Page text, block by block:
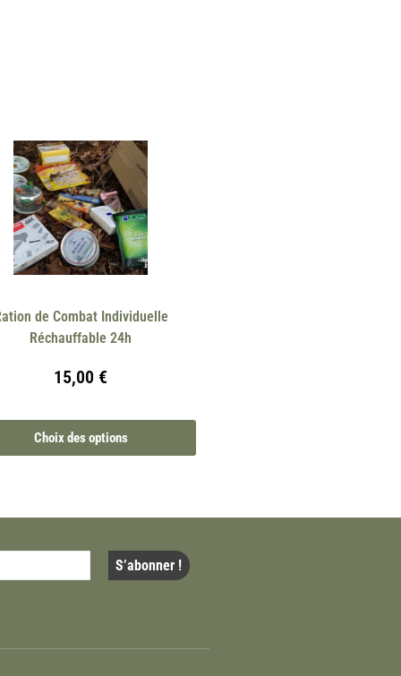
de Combat Individuelle
Réchauffable 24h
15,00 €
Choix des options